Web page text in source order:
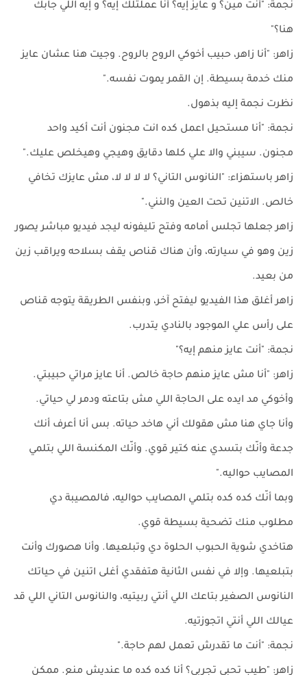
نجمة: "أنت مين؟ و عايز إيه؟ أنا عملتلك إيه؟ و إيه اللي جابك
هنا؟"
زاهر: "أنا زاهر، حبيب أخوكي الروح بالروح. وجيت هنا عشان عايز
منك خدمة بسيطة. إن القمر يموت نفسه."
نظرت نجمة إليه بذهول.
نجمة: "أنا مستحيل اعمل كده انت مجنون أنت أكيد واحد
مجنون. سيبني والا علي كلها دقايق وهيجي وهيخلص عليك."
زاهر باستهزاء: "النانوس التاني؟ لا لا لا لا، مش عايزك تخافي
خالص. الاتنين تحت العين والنني."
زاهر جعلها تجلس أمامه وفتح تليفونه ليجد فيديو مباشر يصور
زين وهو في سيارته، وأن هناك قناص يقف بسلاحه ويراقب زين
من بعيد.
زاهر أغلق هذا الفيديو ليفتح آخر، وبنفس الطريقة يتوجه قناص
على رأس علي الموجود بالنادي يتدرب.
نجمة: "أنت عايز منهم إيه؟"
زاهر: "أنا مش عايز منهم حاجة خالص. أنا عايز مراتي حبيبتي.
وأخوكي مد ايده على الحاجة اللي مش بتاعته ودمر لي حياتي.
وأنا جاي هنا مش هقولك أني هاخد حياته. بس أنا أعرف أنك
جدعة وأنّك بتسدي عنه كتير قوي. وأنّك المكنسة اللي بتلمي
المصايب حواليه."
وبما أنّك كده كده بتلمي المصايب حواليه، فالمصيبة دي
مطلوب منك تضحية بسيطة قوي.
هتاخدي شوية الحبوب الحلوة دي وتبلعيها. وأنا هصورك وأنت
بتبلعيها. وإلا في نفس الثانية هتفقدي أغلى اتنين في حياتك
النانوس الصغير بتاعك اللي أنتي ربيتيه، والنانوس التاني اللي قد
عيالك اللي أنتي اتجوزتيه.
نجمة: "أنت ما تقدرش تعمل لهم حاجة."
زاهر: "طيب تحبي تجربي؟ أنا كده كده ما عنديش منع. ممكن